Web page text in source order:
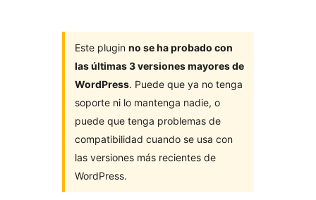
Este plugin no se ha probado con
las últimas 3 versiones mayores de
WordPress. Puede que ya no tenga
soporte ni lo mantenga nadie, o
puede que tenga problemas de
compatibilidad cuando se usa con
las versiones más recientes de
WordPress.